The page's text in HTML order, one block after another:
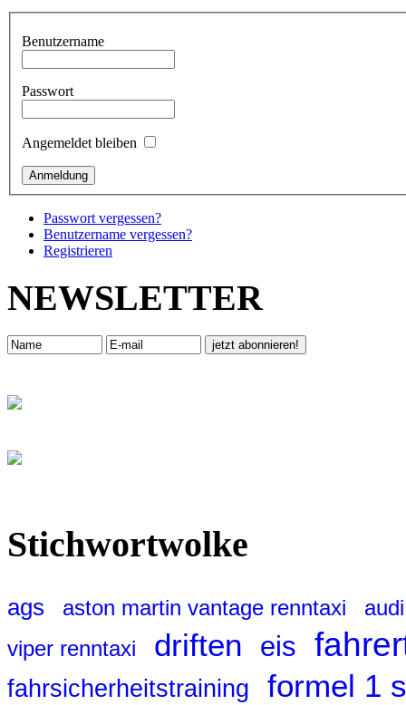
Benutzername
Passwort
Angemeldet bleiben
Passwort vergessen?
Benutzername vergessen?
Registrieren
NEWSLETTER
Stichwortwolke
ags aston martin vantage renntaxi
viper renntaxi
driften eis
fahrsicherheitstraining formel 1